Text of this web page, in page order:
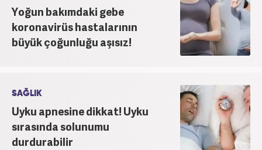
Yoğun bakımdaki gebe
koronavirüs hastalarının
büyük çoğunluğu aşısız!
SAĞLIK
Uyku apnesine dikkat! Uyku
sırasında solunumu
durdurabilir